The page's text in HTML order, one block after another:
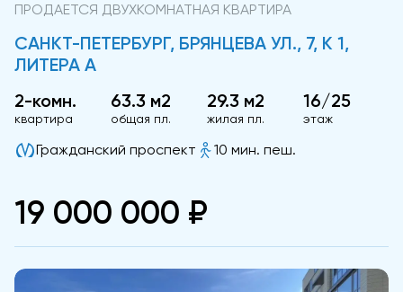
ПРОДАЕТСЯ ДВУХКОМНАТНАЯ КВАРТИРА
САНКТ-ПЕТЕРБУРГ, БРЯНЦЕВА УЛ., 7, К 1,
ЛИТЕРА А
2-комн.
квартира
63.3 м2
общая пл.
29.3 м2
жилая пл.
16/25
этаж
Гражданский проспект 10 мин. пеш.
19 000 000 ₽